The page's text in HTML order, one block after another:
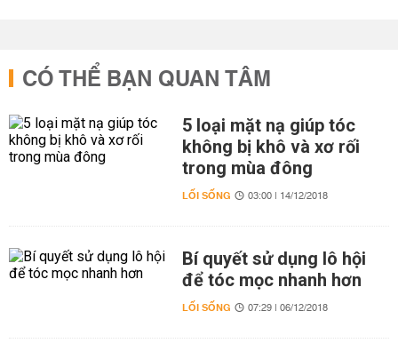
CÓ THỂ BẠN QUAN TÂM
5 loại mặt nạ giúp tóc
không bị khô và xơ rối
trong mùa đông
LỐI SỐNG 03:00 | 14/12/2018
Bí quyết sử dụng lô hội
để tóc mọc nhanh hơn
LỐI SỐNG 07:29 | 06/12/2018